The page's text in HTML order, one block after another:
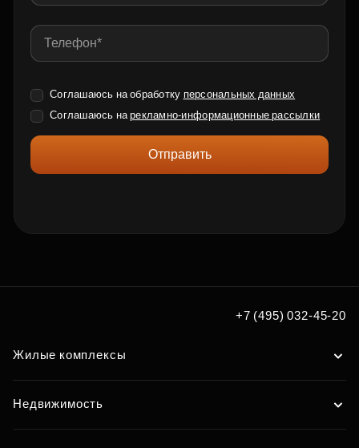
Соглашаюсь на обработку персональных данных
Соглашаюсь нарекламно-информационные рассылки
Отправить
+7 (495) 032-45-20
Жилые комплексы
Недвижимость